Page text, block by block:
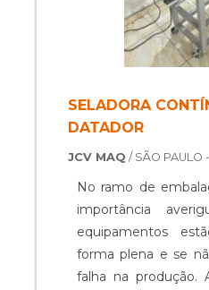
SELADORA
DATADOR
JCV MAQ / SÃO PAULO
No ramo de
importância
equipamentos
forma plena e se
falha na produção.